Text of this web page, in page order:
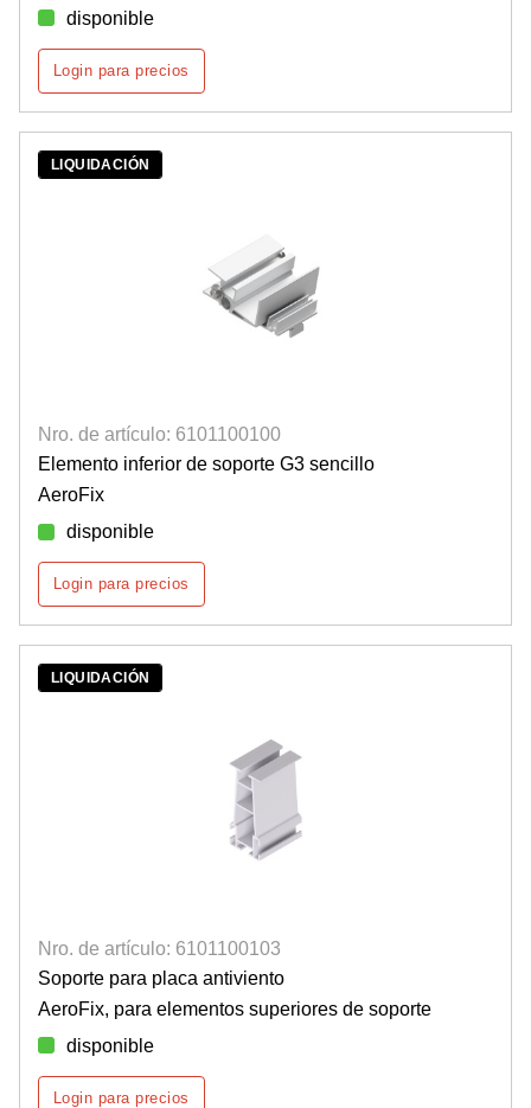
disponible
Login para precios
LIQUIDACIÓN
Nro. de artículo: 6101100100
Elemento inferior de soporte G3 sencillo
AeroFix
disponible
Login para precios
LIQUIDACIÓN
Nro. de artículo: 6101100103
Soporte para placa antiviento
AeroFix, para elementos superiores de soporte
disponible
Login para precios